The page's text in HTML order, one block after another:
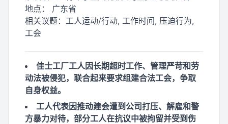
地点： 广东省
相关议题： 工人运动/行动, 工作时间, 压迫行为,
工会
佳士工厂工人因长期超时工作、管理严苛和劳
动法被侵犯，联合起来要求组建合法工会，争取
自身权益。
工人代表因推动建会遭到公司打压、解雇和警
方暴力对待，部分工人在抗议中被拘留并受到伤